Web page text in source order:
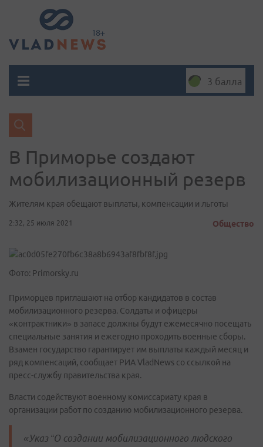
3 балла
В Приморье создают
мобилизационный резерв
Жителям края обещают выплаты, компенсации и льготы
2:32, 25 июля 2021 Общество
Фото: Primorsky.ru
Приморцев приглашают на отбор кандидатов в состав
мобилизационного резерва. Солдаты и офицеры
«контрактники» в запасе должны будут ежемесячно посещать
специальные занятия и ежегодно проходить военные сборы.
Взамен государство гарантирует им выплаты каждый месяц и
ряд компенсаций, сообщает РИА VladNews со ссылкой на
пресс-службу правительства края.
Власти содействуют военному комиссариату края в
организации работ по созданию мобилизационного резерва.
«Указ “О создании мобилизационного людского